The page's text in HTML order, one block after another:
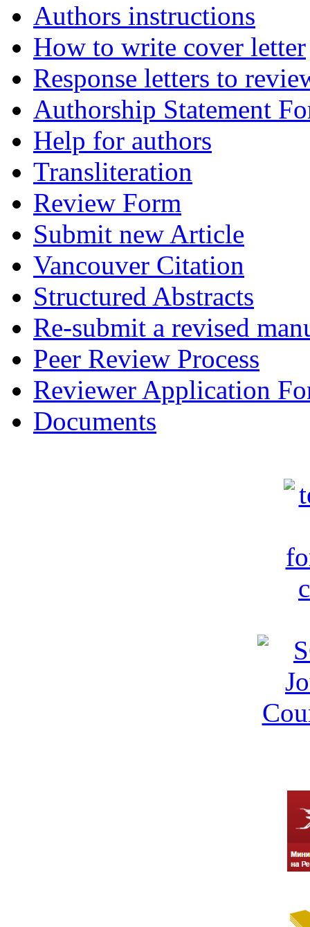
Authors instructions
How to write cover letter
Response letters to
Authorship Statement
Help for authors
Transliteration
Review Form
Submit new Article
Vancouver Citation
Structured Abstracts
Re-submit a revised
Peer Review Process
Reviewer Application
Documents